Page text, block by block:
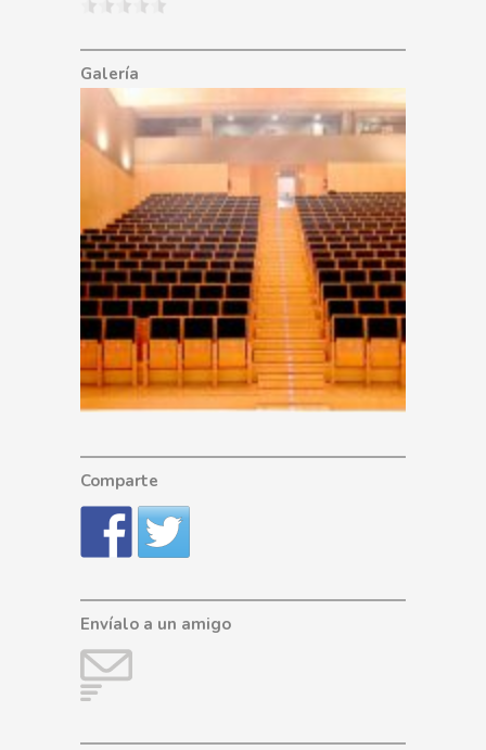
Galería
Comparte
Envíalo a un amigo